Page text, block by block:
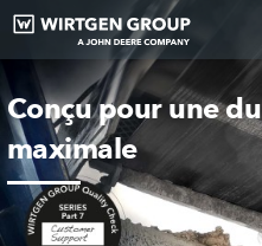
Conçu pour une
maximale